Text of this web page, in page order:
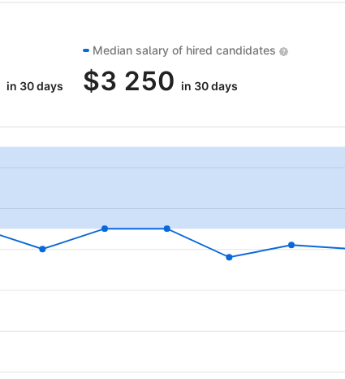
in 30 days
Median salary of hired candidates
$3 250 in 30 days